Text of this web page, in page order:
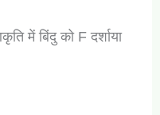
में बिंदु को F दर्शाया